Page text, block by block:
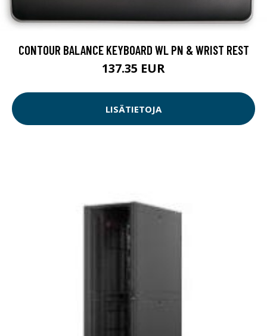
CONTOUR BALANCE KEYBOARD WL PN & WRIST REST
137.35 EUR
LISÄTIETOJA